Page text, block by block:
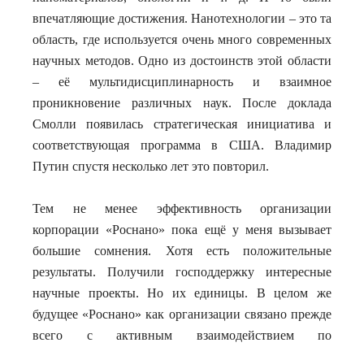
впечатляющие достижения. Нанотехнологии – это та
область, где используется очень много современных
научных методов. Одно из достоинств этой области
– её мультидисциплинарность и взаимное
проникновение различных наук. После доклада
Смолли появилась стратегическая инициатива и
соответствующая программа в США. Владимир
Путин спустя несколько лет это повторил.
Тем не менее эффективность организации
корпорации «Роснано» пока ещё у меня вызывает
большие сомнения. Хотя есть положительные
результаты. Получили господдержку интересные
научные проекты. Но их единицы. В целом же
будущее «Роснано» как организации связано прежде
всего с активным взаимодействием по